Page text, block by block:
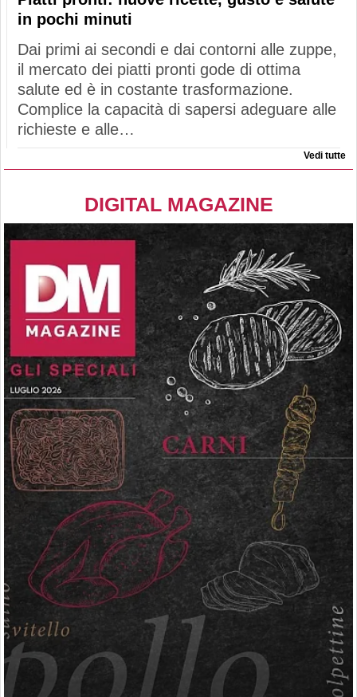
in pochi minuti
Dai primi ai secondi e dai contorni alle zuppe,
il mercato dei piatti pronti gode di ottima
salute ed è in costante trasformazione.
Complice la capacità di sapersi adeguare alle
richieste e alle…
Vedi tutte
DIGITAL MAGAZINE